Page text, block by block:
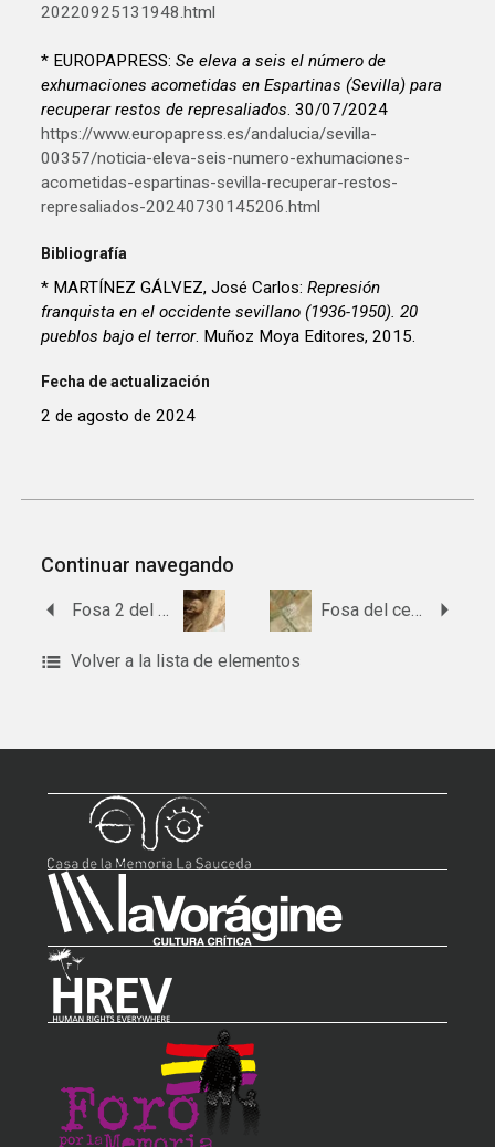
20220925131948.html
* EUROPAPRESS:Se eleva a seis el número de
exhumaciones acometidas en Espartinas (Sevilla) para
recuperar restos de represaliados. 30/07/2024
https://www.europapress.es/andalucia/sevilla-
00357/noticia-eleva-seis-numero-exhumaciones-
acometidas-espartinas-sevilla-recuperar-restos-
represaliados-20240730145206.html
Bibliografía
* MARTÍNEZ GÁLVEZ, José Carlos:Represión
franquista en el occidente sevillano (1936-1950). 20
pueblos bajo el terror. Muñoz Moya Editores, 2015.
Fecha de actualización
2 de agosto de 2024
Continuar navegando
Fosa 2 del cementerio de Espartinas Fosa del cementerio de El Viso del Alcor
Volver a la lista de elementos